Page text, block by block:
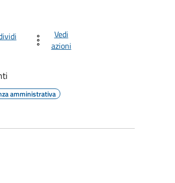
Vedi
azioni
amministrativa